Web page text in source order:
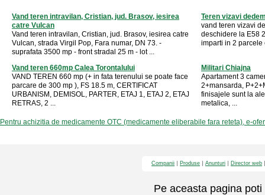
Vand teren intravilan, Cristian, jud. Brasov, iesirea
catre Vulcan
Vand teren intravilan, Cristian, jud. Brasov, iesirea catre
Vulcan, strada Virgil Pop, Fara numar, DN 73. -
suprafata 3500 mp - front stradal 25 m - lot ...
Teren vizavi
vand teren vizavi
deschidere la E58
imparti in 2 parcele
Vand teren 660mp Calea Torontalului
VAND TEREN 660 mp (+ in fata terenului se poate face
parcare de 300 mp ), FS 18.5 m, CERTIFICAT
URBANISM, DEMISOL, PARTER, ETAJ 1, ETAJ 2, ETAJ
RETRAS, 2 ...
Militari Chiajna
Apartament 3
2+mansarda,
finisajele sunt la
metalica, ...
Pentru achizitia de medicamente OTC (medicamente eliberabile fara reteta), e-
Companii Produse Anunturi Director web
Pe aceasta pagina poti